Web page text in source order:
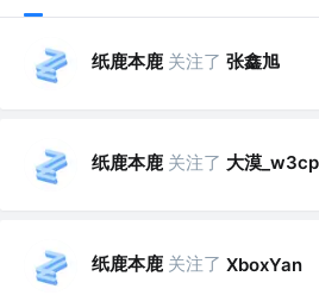
纸鹿本鹿 关注了 张鑫旭
纸鹿本鹿 关注了 大漠
纸鹿本鹿 关注了 XboxYan